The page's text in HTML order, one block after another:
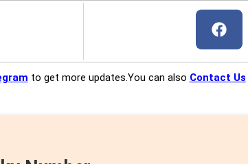
to get more updates.You can also Contact Us